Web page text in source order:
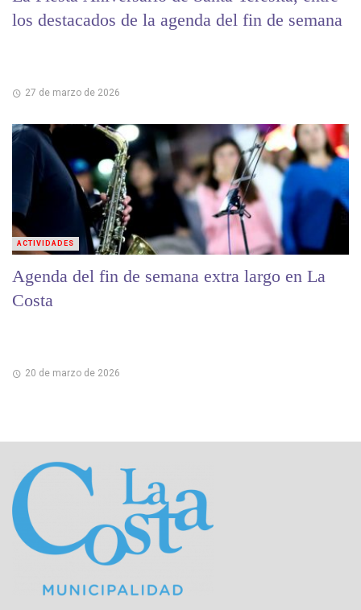
los destacados de la agenda del fin de semana
27 de marzo de 2026
Agenda del fin de semana extra largo en La
Costa
20 de marzo de 2026
ACTIVIDADES